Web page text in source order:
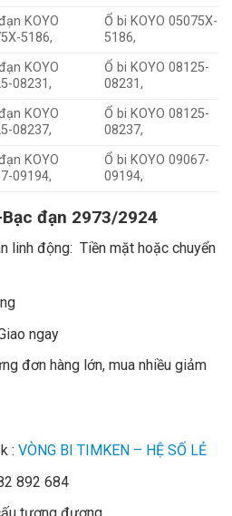
KOYO
5186,
Ổ bi KOYO 05075X-
5186,
KOYO
08231,
Ổ bi KOYO 08125-
08231,
KOYO
08237,
Ổ bi KOYO 08125-
08237,
KOYO
09194,
Ổ bi KOYO 09067-
09194,
đạn 2973/2924
linh động: Tiền mặt hoặc chuyển
ngay
đơn hàng lớn, mua nhiều giảm
: VÒNG BI TIMKEN – HỆ SỐ LẺ
892 684